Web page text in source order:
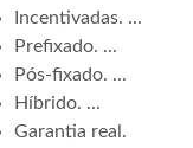
Incentivadas. ...
Prefixado. ...
Pós-fixado. ...
Híbrido. ...
Garantia real.